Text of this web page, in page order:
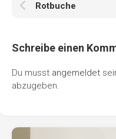
Rotbuche
Schreibe einen
Du musst angemeldet
abzugeben.